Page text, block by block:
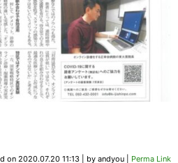
on 2020.07.20 11:13 by andyou Perma Link